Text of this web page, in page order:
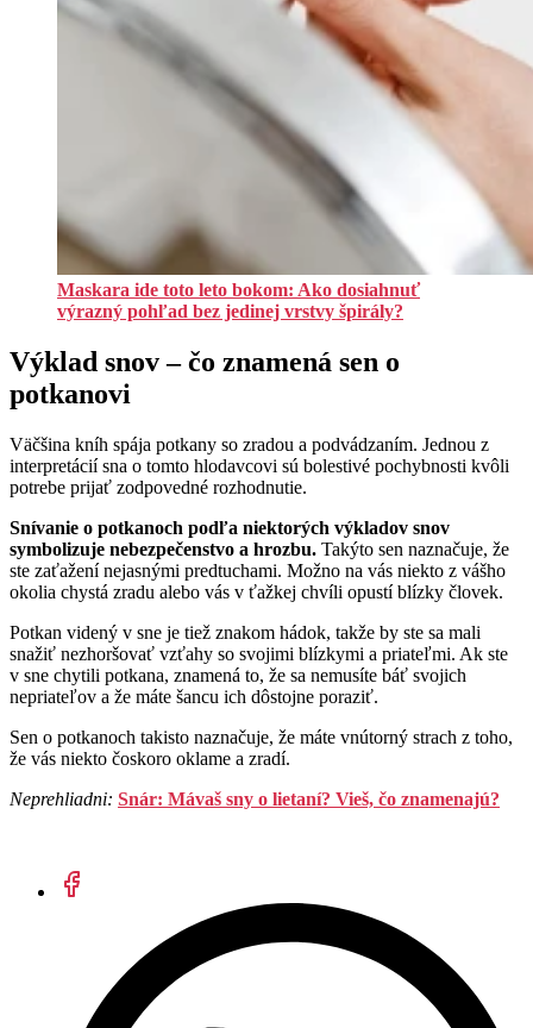
Maskara ide toto leto bokom: Ako dosiahnuť
výrazný pohľad bez jedinej vrstvy špirály?
Výklad snov – čo znamená sen o
potkanovi
Väčšina kníh spája potkany so zradou a podvádzaním. Jednou z
interpretácií sna o tomto hlodavcovi sú bolestivé pochybnosti kvôli
potrebe prijať zodpovedné rozhodnutie.
Snívanie o potkanoch podľa niektorých výkladov snov
symbolizuje nebezpečenstvo a hrozbu. Takýto sen naznačuje, že
ste zaťažení nejasnými predtuchami. Možno na vás niekto z vášho
okolia chystá zradu alebo vás v ťažkej chvíli opustí blízky človek.
Potkan videný v sne je tiež znakom hádok, takže by ste sa mali
snažiť nezhoršovať vzťahy so svojimi blízkymi a priateľmi. Ak ste
v sne chytili potkana, znamená to, že sa nemusíte báť svojich
nepriateľov a že máte šancu ich dôstojne poraziť.
Sen o potkanoch takisto naznačuje, že máte vnútorný strach z toho,
že vás niekto čoskoro oklame a zradí.
Neprehliadni: Snár: Mávaš sny o lietaní? Vieš, čo znamenajú?